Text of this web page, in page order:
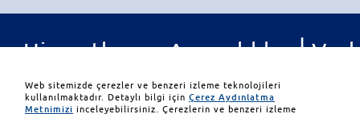
Hizmetler ve Ayrıcalıklar |
Yatırım Ürünleri | İletişim
Web sitemizde çerezler ve benzeri izleme teknolojileri
kullanılmaktadır. Detaylı bilgi için Çerez Aydınlatma
Metnimizi inceleyebilirsiniz. Çerezlerin ve benzeri izleme